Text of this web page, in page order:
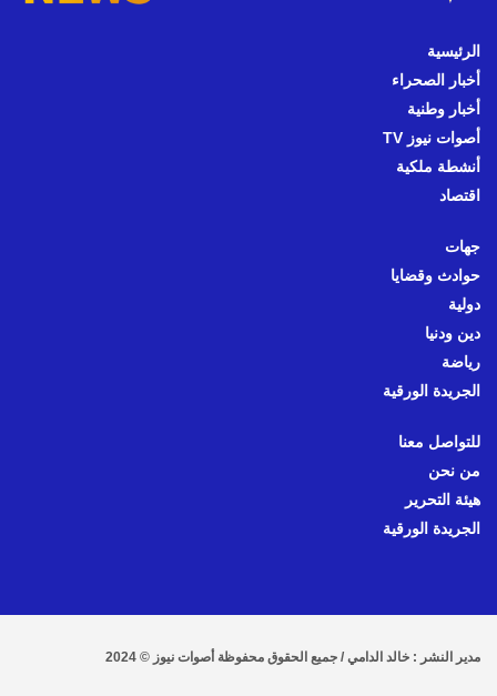
الرئيسية
أخبار الصحراء
أخبار وطنية
أصوات نيوز TV
أنشطة ملكية
اقتصاد
جهات
حوادث وقضايا
دولية
دين ودنيا
رياضة
الجريدة الورقية
للتواصل معنا
من نحن
هيئة التحرير
الجريدة الورقية
مدير النشر : خالد الدامي / جميع الحقوق محفوظة أصوات نيوز © 2024